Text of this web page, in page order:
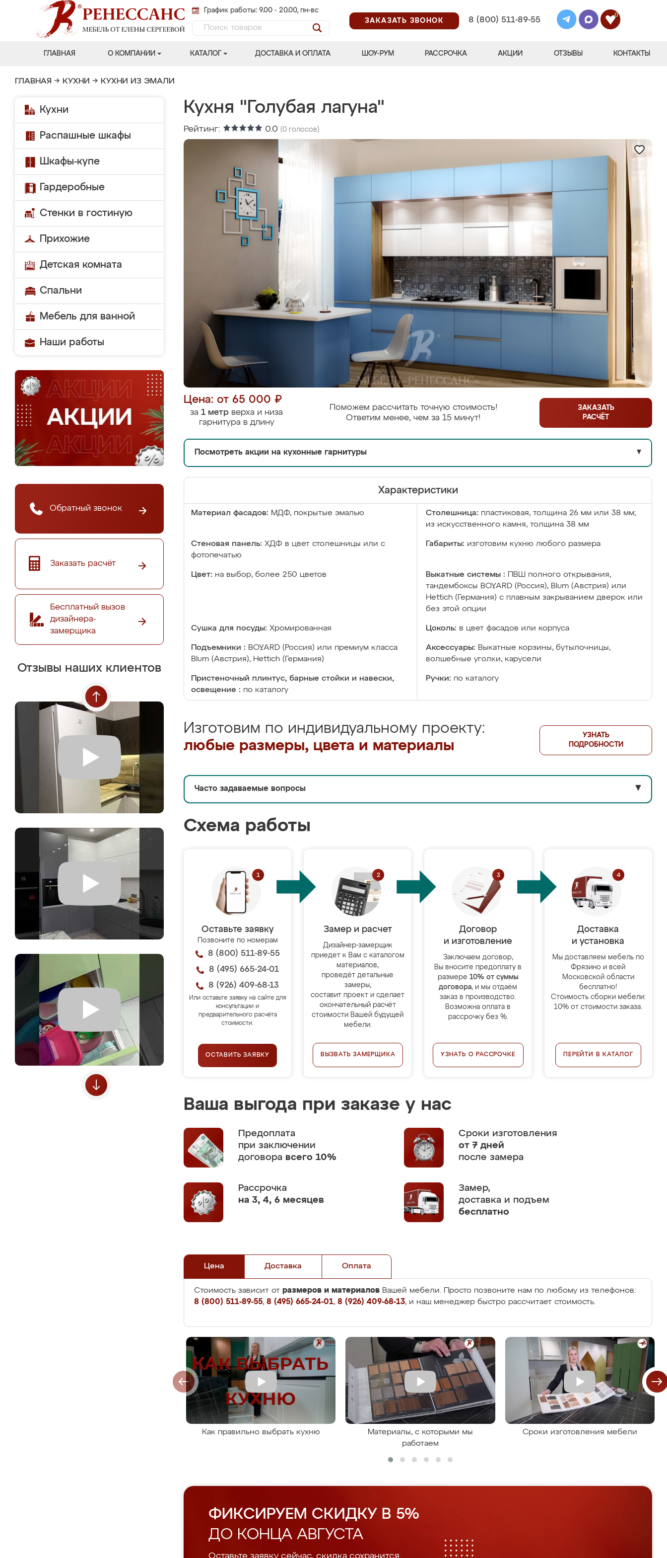
График работы: 9.00 - 20.00, пн-вс
ЗАКАЗАТЬ ЗВОНОК
8 (800) 511-89-55
0
ГЛАВНАЯ О КОМПАНИИ КАТАЛОГ ДОСТАВКА И ОПЛАТА ШОУ-РУМ РАССРОЧКА АКЦИИ ОТЗЫВЫ КОНТАКТЫ
ГЛАВНАЯ → КУХНИ → КУХНИ ИЗ ЭМАЛИ
Кухни
Распашные шкафы
Шкафы-купе
Гардеробные
Стенки в гостиную
Прихожие
Детская комната
Спальни
Мебель для ванной
Наши работы
Обратный звонок
Заказать расчёт
Бесплатный вызов
дизайнера-
замерщика
Отзывы наших клиентов
Кухня "Голубая лагуна"
Рейтинг: 0.0 (0 голосов)
Цена: от 65 000 ₽
за 1 метр верха и низа
гарнитура в длину
Поможем рассчитать точную стоимость!
Ответим менее, чем за 15 минут!
ЗАКАЗАТЬ
РАСЧЁТ
Посмотреть акции на кухонные гарнитуры ▼
Характеристики
Материал фасадов: МДФ, покрытые эмалью Столешница: пластиковая, толщина 26 мм или 38 мм;
из искусственного камня, толщина 38 мм
Стеновая панель: ХДФ в цвет столешницы или с
фотопечатью
Габариты: изготовим кухню любого размера
Цвет: на выбор, более 250 цветов Выкатные системы :
ПВШ полного открывания,
тандембоксы BOYARD (Россия), Blum (Австрия) или
Hettich (Германия) с плавным закрыванием дверок или
без этой опции
Сушка для посуды: Хромированная Цоколь: в цвет фасадов или корпуса
Подъемники : BOYARD (Россия) или премиум класса
Blum (Австрия), Hettich (Германия)
Аксессуары: Выкатные корзины, бутылочницы,
волшебные уголки, карусели
Пристеночный плинтус, барные стойки и навески,
освещение : по каталогу
Ручки: по каталогу
Изготовим по индивидуальному проекту:
любые размеры, цвета и материалы
УЗНАТЬ
ПОДРОБНОСТИ
Часто задаваемые вопросы ▼
Схема работы
Оставьте заявку
Позвоните по номерам
8 (800) 511-89-55
8 (495) 665-24-01
8 (926) 409-68-13
Или оставьте заявку на сайте для
консультации и
предварительного расчёта
стоимости.
ОСТАВИТЬ ЗАЯВКУ
Замер и расчет
Дизайнер-замерщик
приедет к Вам с каталогом
материалов,
проведёт детальные
замеры,
составит проект и сделает
окончательный расчёт
стоимости Вашей будущей
мебели.
ВЫЗВАТЬ ЗАМЕРЩИКА
Договор
и изготовление
Заключаем договор,
Вы вносите предоплату в
размере 10% от суммы
договора, и мы отдаём
заказ в производство.
Возможна оплата в
рассрочку без %.
УЗНАТЬ О РАССРОЧКЕ
Доставка
и установка
Мы доставляем мебель по
Фрязино и всей
Московской области
бесплатно!
Стоимость сборки мебели:
10% от стоимости заказа.
ПЕРЕЙТИ В КАТАЛОГ
Ваша выгода при заказе у нас
Предоплата
при заключении
договора всего 10%
Сроки изготовления
от 7 дней
после замера
Рассрочка
на 3, 4, 6 месяцев
Замер,
доставка и подъем
бесплатно
Цена Доставка Оплата
Стоимость зависит от размеров и материалов Вашей мебели. Просто позвоните нам по любому из телефонов:
8 (800) 511-89-55, 8 (495) 665-24-01, 8 (926) 409-68-13, и наш менеджер быстро рассчитает стоимость.
Как правильно выбрать кухню
Материалы, с которыми мы
работаем
Сроки изготовления мебели
ФИКСИРУЕМ СКИДКУ В 5%
ДО КОНЦА АВГУСТА
Оставьте заявку сейчас, скидка сохранится.